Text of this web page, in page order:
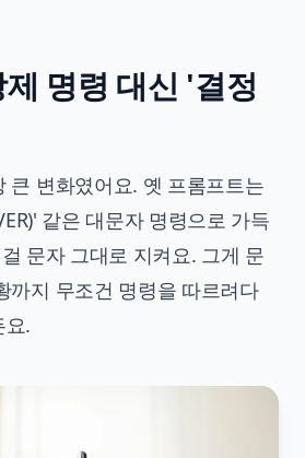
명령 대신 '결정
큰 변화였어요. 옛 프롬프트는
같은 대문자 명령으로 가득
문자 그대로 지켜요. 그게 문
지 무조건 명령을 따르려다
요.